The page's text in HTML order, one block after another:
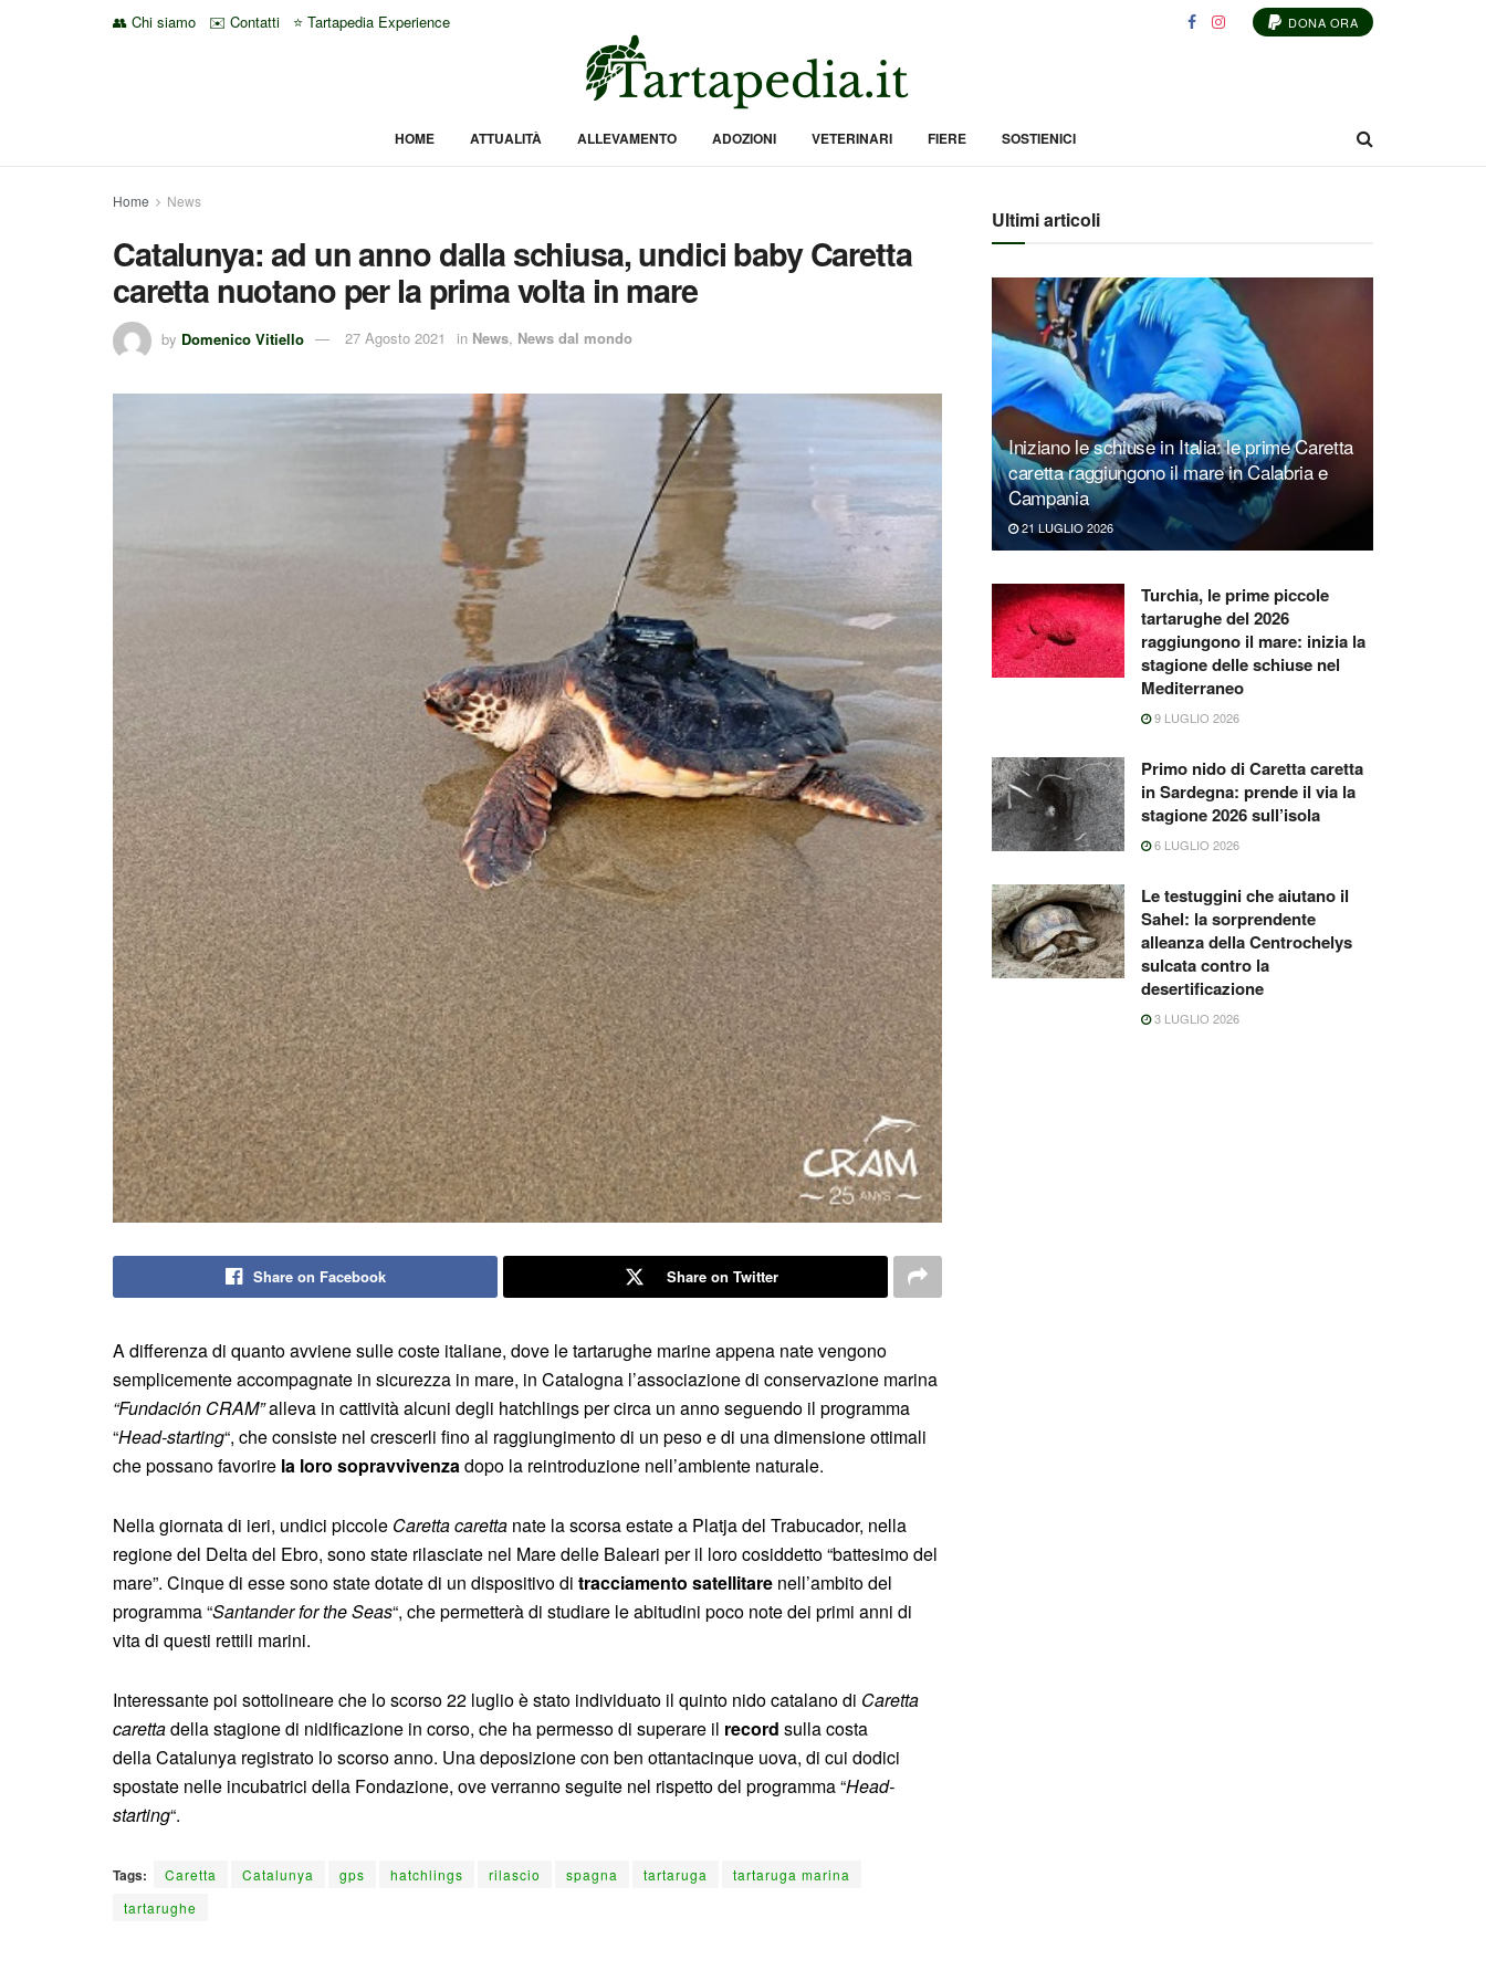
👥 Chi siamo ✉️ Contatti ⭐ Tartapedia Experience DONA ORA
HOME ATTUALITÀ ALLEVAMENTO ADOZIONI VETERINARI FIERE SOSTIENICI
Home News
Catalunya: ad un anno dalla schiusa, undici baby Caretta
caretta nuotano per la prima volta in mare
by Domenico Vitiello 27 Agosto 2021 in News, News dal mondo
Share on Facebook Share on Twitter
A differenza di quanto avviene sulle coste italiane, dove le tartarughe marine appena nate vengono
semplicemente accompagnate in sicurezza in mare, in Catalogna l’associazione di conservazione marina
“Fundación CRAM”alleva in cattività alcuni degli hatchlings per circa un anno seguendo il programma
“Head-starting“, che consiste nel crescerli fino al raggiungimento di un peso e di una dimensione ottimali
che possano favorire la loro sopravvivenza dopo la reintroduzione nell’ambiente naturale.
Nella giornata di ieri, undici piccole Caretta caretta nate la scorsa estate a Platja del Trabucador, nella
regione del Delta del Ebro, sono state rilasciate nel Mare delle Baleari per il loro cosiddetto “battesimo del
mare”. Cinque di esse sono state dotate di un dispositivo di tracciamento satellitare nell’ambito del
programma “Santander for the Seas“, che permetterà di studiare le abitudini poco note dei primi anni di
vita di questi rettili marini.
Interessante poi sottolineare che lo scorso 22 luglio è stato individuato il quinto nido catalano di Caretta
carettadella stagione di nidificazione in corso, che ha permesso di superare il record sulla costa
della Catalunya registrato lo scorso anno. Una deposizione con ben ottantacinque uova, di cui dodici
spostate nelle incubatrici della Fondazione, ove verranno seguite nel rispetto del programma “Head-
starting“.
Tags: Caretta Catalunya gps hatchlings rilascio spagna tartaruga
tartaruga marina
tartarughe
Ultimi articoli
Iniziano le schiuse in Italia: le prime Caretta
caretta raggiungono il mare in Calabria e
Campania
21 LUGLIO 2026
Turchia, le prime piccole
tartarughe del 2026
raggiungono il mare: inizia la
stagione delle schiuse nel
Mediterraneo
9 LUGLIO 2026
Primo nido di Caretta caretta
in Sardegna: prende il via la
stagione 2026 sull’isola
6 LUGLIO 2026
Le testuggini che aiutano il
Sahel: la sorprendente
alleanza della Centrochelys
sulcata contro la
desertificazione
3 LUGLIO 2026